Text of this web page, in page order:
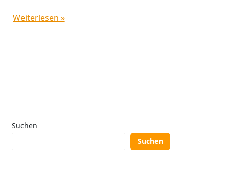
Weiterlesen »
Suchen
Suchen